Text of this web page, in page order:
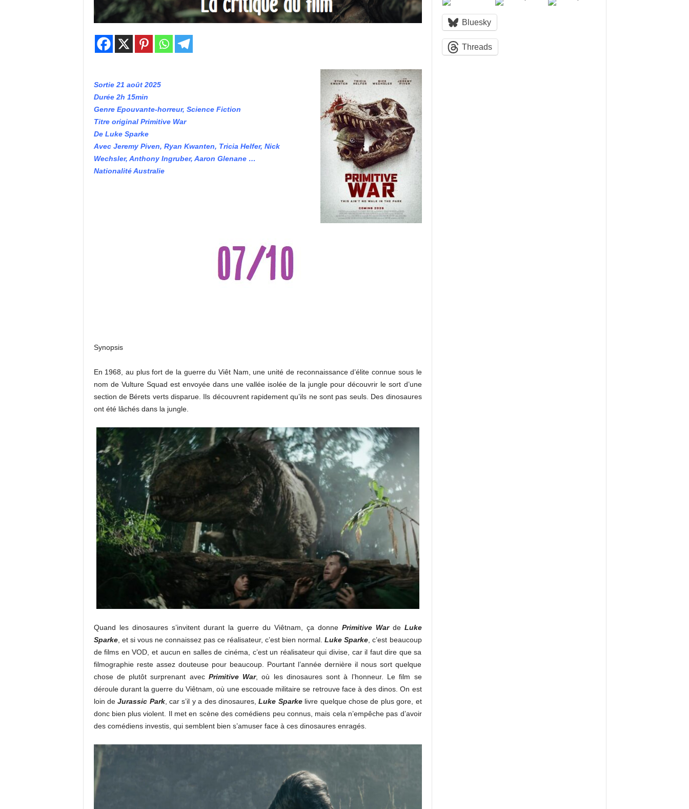
Sortie 21 août 2025
Durée 2h 15min
Genre Epouvante-horreur, Science Fiction
Titre original Primitive War
De Luke Sparke
Avec Jeremy Piven, Ryan Kwanten, Tricia Helfer, Nick
Wechsler, Anthony Ingruber, Aaron Glenane …
Nationalité Australie
Synopsis
En 1968, au plus fort de la guerre du Viêt Nam, une unité de reconnaissance d’élite connue sous le
nom de Vulture Squad est envoyée dans une vallée isolée de la jungle pour découvrir le sort d’une
section de Bérets verts disparue. Ils découvrent rapidement qu’ils ne sont pas seuls. Des dinosaures
ont été lâchés dans la jungle.
Quand les dinosaures s’invitent durant la guerre du Viêtnam, ça donne Primitive Warde Luke
Sparke, et si vous ne connaissez pas ce réalisateur, c’est bien normal. Luke Sparke, c’est beaucoup
de films en VOD, et aucun en salles de cinéma, c’est un réalisateur qui divise, car il faut dire que sa
filmographie reste assez douteuse pour beaucoup. Pourtant l’année dernière il nous sort quelque
chose de plutôt surprenant avec Primitive War, où les dinosaures sont à l’honneur. Le film se
déroule durant la guerre du Viêtnam, où une escouade militaire se retrouve face à des dinos. On est
loin deJurassic Park, car s’il y a des dinosaures,Luke Sparkelivre quelque chose de plus gore, et
donc bien plus violent. Il met en scène des comédiens peu connus, mais cela n’empêche pas d’avoir
des comédiens investis, qui semblent bien s’amuser face à ces dinosaures enragés.
Bluesky
Threads